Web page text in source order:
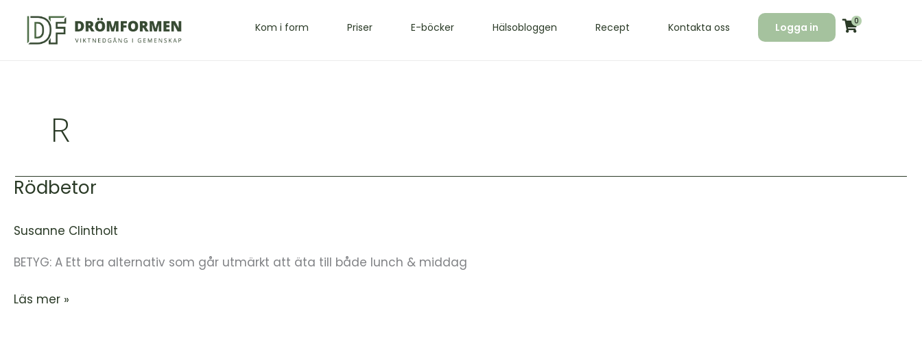
innehåll
Kom i form Priser E-böcker Hälsobloggen Recept Kontakta oss Logga in 0
R
Rödbetor
Susanne Clintholt
BETYG: A Ett bra alternativ som går utmärkt att äta till både lunch & middag
Rödbetor
Läs mer »